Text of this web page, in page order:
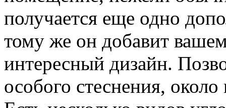
получается еще одно
тому же он добавит
интересный дизайн.
особого стеснения,